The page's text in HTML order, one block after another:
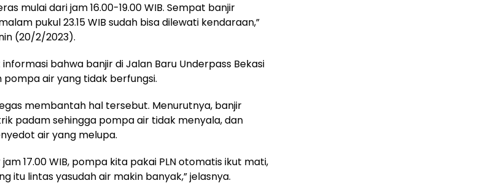
mulai dari jam 16.00-19.00 WIB. Sempat banjir
pukul 23.15 WIB sudah bisa dilewati kendaraan,”
(20/2/2023).
bahwa banjir di Jalan Baru Underpass Bekasi
pompa air yang tidak berfungsi.
membantah hal tersebut. Menurutnya, banjir
padam sehingga pompa air tidak menyala, dan
air yang melupa.
17.00 WIB, pompa kita pakai PLN otomatis ikut mati,
itu lintas yasudah air makin banyak,” jelasnya.